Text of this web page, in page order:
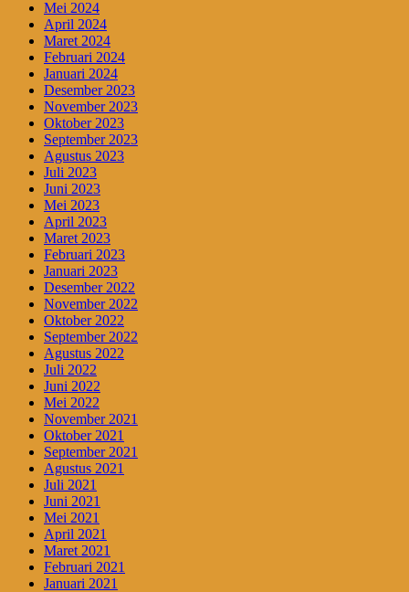
Mei 2024
April 2024
Maret 2024
Februari 2024
Januari 2024
Desember 2023
November 2023
Oktober 2023
September 2023
Agustus 2023
Juli 2023
Juni 2023
Mei 2023
April 2023
Maret 2023
Februari 2023
Januari 2023
Desember 2022
November 2022
Oktober 2022
September 2022
Agustus 2022
Juli 2022
Juni 2022
Mei 2022
November 2021
Oktober 2021
September 2021
Agustus 2021
Juli 2021
Juni 2021
Mei 2021
April 2021
Maret 2021
Februari 2021
Januari 2021